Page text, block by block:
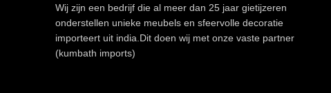
Wij zijn een bedrijf die al meer dan 25 jaar gietijzeren
onderstellen unieke meubels en sfeervolle decoratie
importeert uit india.Dit doen wij met onze vaste partner
(kumbath imports)